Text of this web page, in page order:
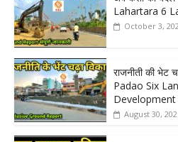
Lahartara 6
October 3,
राजनीती की भेट
Padao Six
August 30,